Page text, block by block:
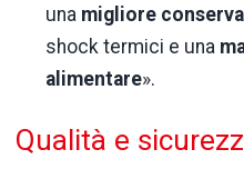
una migliore
shock termici e una
alimentare».
Qualità e